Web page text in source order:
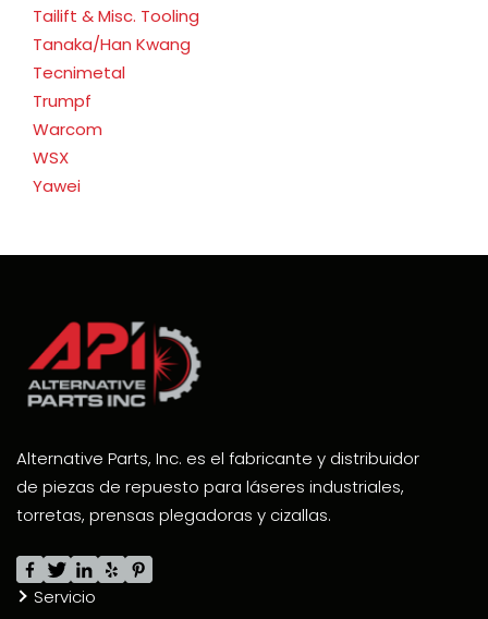
Tailift & Misc. Tooling
Tanaka/Han Kwang
Tecnimetal
Trumpf
Warcom
WSX
Yawei
Alternative Parts, Inc. es el fabricante y distribuidor
de piezas de repuesto para láseres industriales,
torretas, prensas plegadoras y cizallas.
Servicio